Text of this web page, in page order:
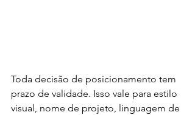
Toda decisão de posicionamento tem
prazo de validade. Isso vale para estilo
visual, nome de projeto, linguagem de